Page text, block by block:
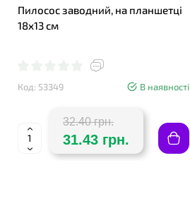
Пилосос заводний, на планшетці
18х13 см
Код: 53349 В наявності
32.40 грн.
31.43 грн.